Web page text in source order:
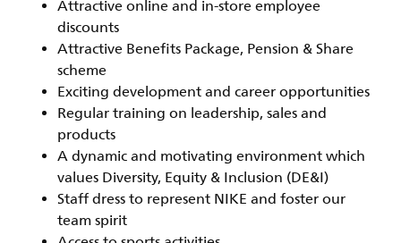
Attractive online and in-store employee
discounts
Attractive Benefits Package, Pension & Share
scheme
Exciting development and career opportunities
Regular training on leadership, sales and
products
A dynamic and motivating environment which
values Diversity, Equity & Inclusion (DE&I)
Staff dress to represent NIKE and foster our
team spirit